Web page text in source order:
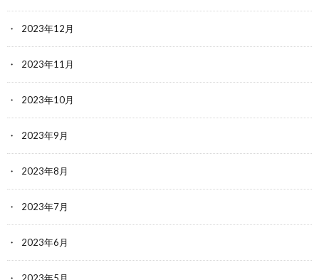
2023年12月
2023年11月
2023年10月
2023年9月
2023年8月
2023年7月
2023年6月
2023年5月